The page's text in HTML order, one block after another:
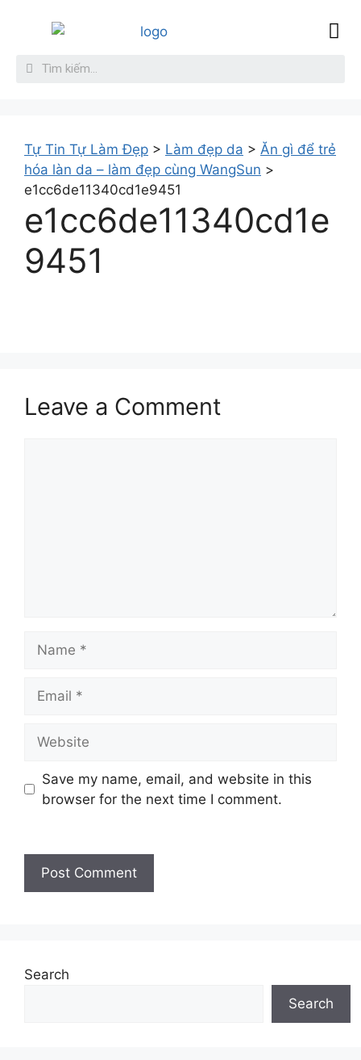
Tự Tin Tự Làm Đẹp > Làm đẹp da > Ăn gì để trẻ
hóa làn da – làm đẹp cùng WangSun >
e1cc6de11340cd1e9451
e1cc6de11340cd1e
9451
Leave a Comment
Save my name, email, and website in this
browser for the next time I comment.
Search
Search